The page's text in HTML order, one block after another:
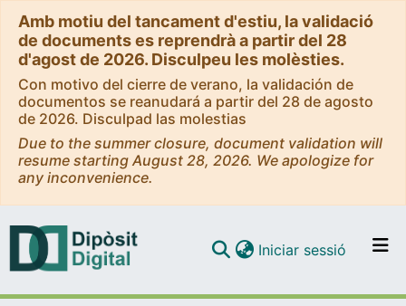
Amb motiu del tancament d'estiu, la validació
de documents es reprendrà a partir del 28
d'agost de 2026. Disculpeu les molèsties.
Con motivo del cierre de verano, la validación de
documentos se reanudará a partir del 28 de agosto
de 2026. Disculpad las molestias
Due to the summer closure, document validation will
resume starting August 28, 2026. We apologize for
any inconvenience.
Iniciar sessió (current)